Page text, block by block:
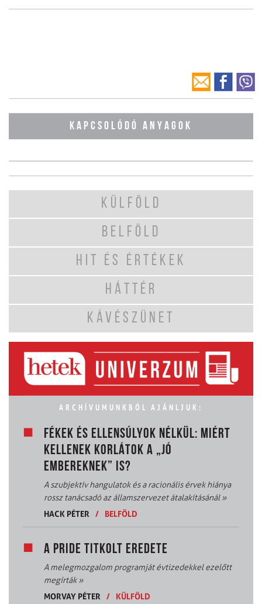
KAPCSOLÓDÓ ANYAGOK
KÜLFÖLD
BELFÖLD
HIT ÉS ÉRTÉKEK
HÁTTÉR
KÁVÉSZÜNET
ARCHÍVUMUNKBÓL AJÁNLJUK:
FÉKEK ÉS ELLENSÚLYOK NÉLKÜL: MIÉRT
KELLENEK KORLÁTOK A „JÓ
EMBEREKNEK” IS?
A szubjektív hangulatok és a racionális érvek hiánya
rossz tanácsadó az államszervezet átalakításánál»
HACK PÉTER
/ BELFÖLD
A PRIDE TITKOLT EREDETE
A melegmozgalom programját évtizedekkel ezelőtt
megírták»
MORVAY PÉTER
/ KÜLFÖLD